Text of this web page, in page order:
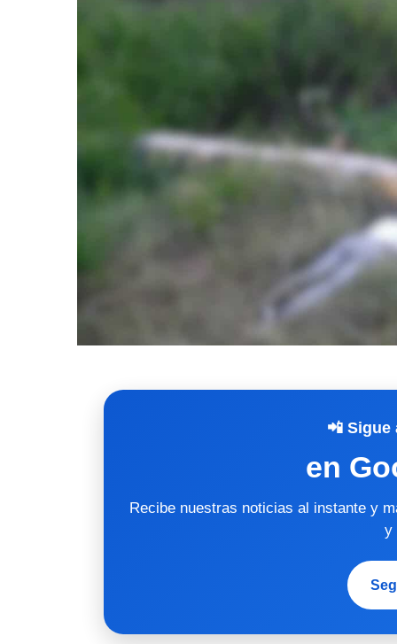
📲 Sigue
en
Recibe nuestras noticias al instante y
y